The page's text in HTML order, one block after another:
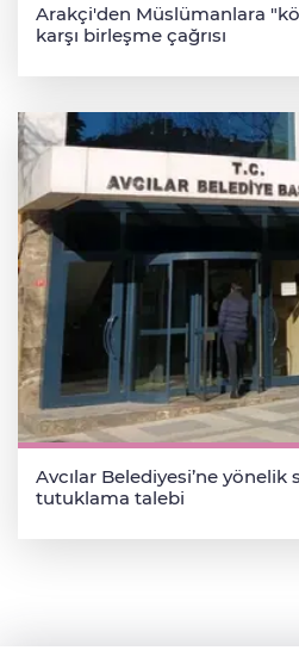
Arakçi'den Müslümanlara
karşı birleşme çağrısı
Avcılar Belediyesi’ne yönelik
tutuklama talebi